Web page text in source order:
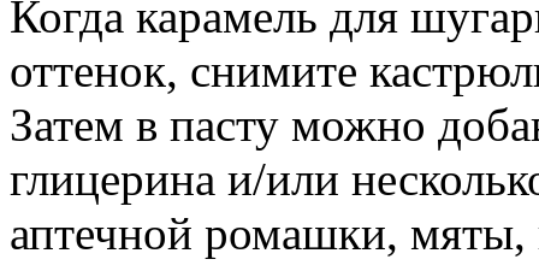
Когда карамель для
оттенок, снимите
Затем в пасту можно
глицерина и/или
аптечной ромашки, мяты,